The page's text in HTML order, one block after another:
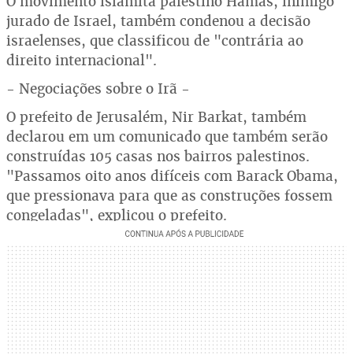
jurado de Israel, também condenou a decisão
israelenses, que classificou de "contrária ao
direito internacional".
- Negociações sobre o Irã -
O prefeito de Jerusalém, Nir Barkat, também
declarou em um comunicado que também serão
construídas 105 casas nos bairros palestinos.
"Passamos oito anos difíceis com Barack Obama,
que pressionava para que as construções fossem
congeladas", explicou o prefeito.